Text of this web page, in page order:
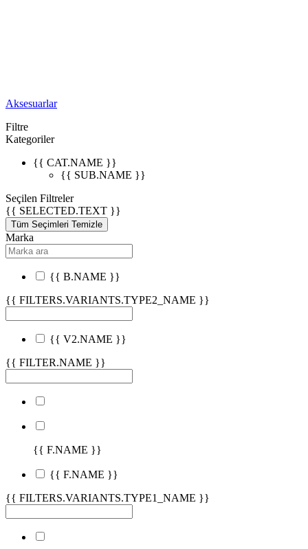
Aksesuarlar
Filtre
Kategoriler
{{ CAT.NAME }}
{{ SUB.NAME }}
Seçilen Filtreler
{{ SELECTED.TEXT }}
Tüm Seçimleri Temizle
Marka
{{ B.NAME }}
{{ FILTERS.VARIANTS.TYPE2_NAME }}
{{ V2.NAME }}
{{ FILTER.NAME }}
{{ F.NAME }}
{{ F.NAME }}
{{ FILTERS.VARIANTS.TYPE1_NAME }}